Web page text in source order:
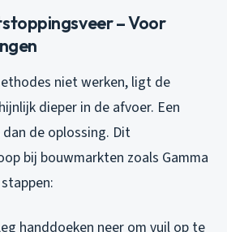
– Voor
niet werken, ligt de
dieper in de afvoer. Een
de oplossing. Dit
bij bouwmarkten zoals Gamma
handdoeken neer om vuil op te